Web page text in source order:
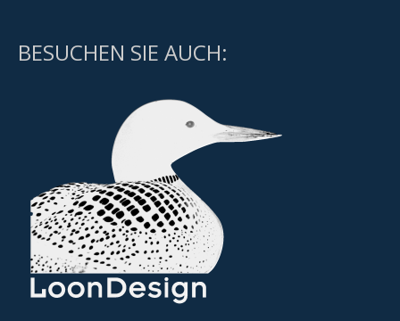
BESUCHEN SIE AUCH: